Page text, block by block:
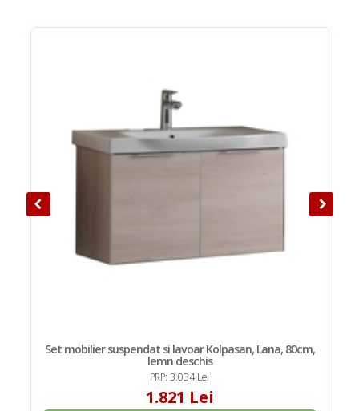
Set mobilier suspendat si lavoar Kolpasan, Lana, 80cm,
lemn deschis
PRP: 3.034 Lei
1.821 Lei